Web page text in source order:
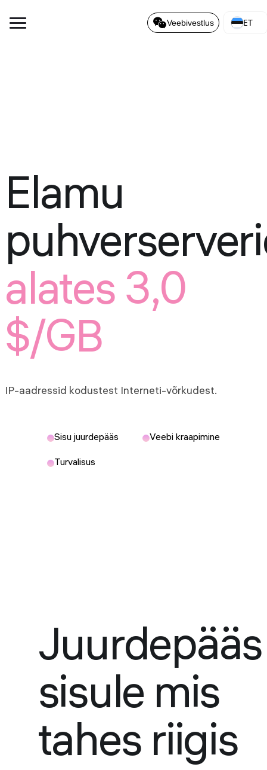
Veebivestlus ET
Elamu
alates 3,0
$/GB
IP-aadressid kodustest Interneti-võrkudest.
Sisu juurdepääs Veebi kraapimine
Turvalisus
Juurdepääs
sisule mis
tahes riigis